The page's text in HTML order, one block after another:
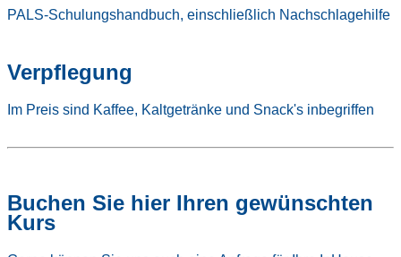
PALS-Schulungshandbuch, einschließlich Nachschlagehilfe
Verpflegung
Im Preis sind Kaffee, Kaltgetränke und Snack's inbegriffen
Buchen Sie hier Ihren gewünschten
Kurs